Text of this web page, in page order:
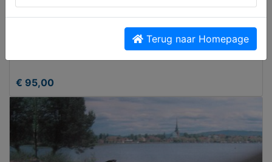
Vintage ambulance jaren 50
€ 95,00
Terug naar Homepage